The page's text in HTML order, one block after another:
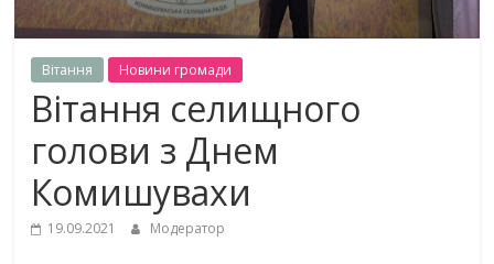
Вiтання Новини громади
Вітання селищного
голови з Днем
Комишувахи
19.09.2021 Модератор